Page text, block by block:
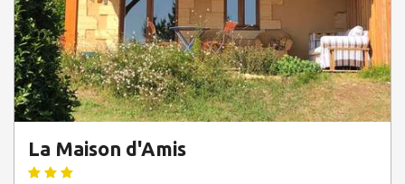
La Maison d'Amis